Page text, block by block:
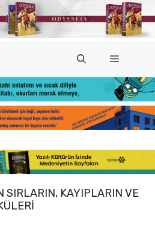
Menü
SIRLARIN, KAYIPLARIN VE